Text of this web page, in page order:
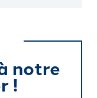
notre
!